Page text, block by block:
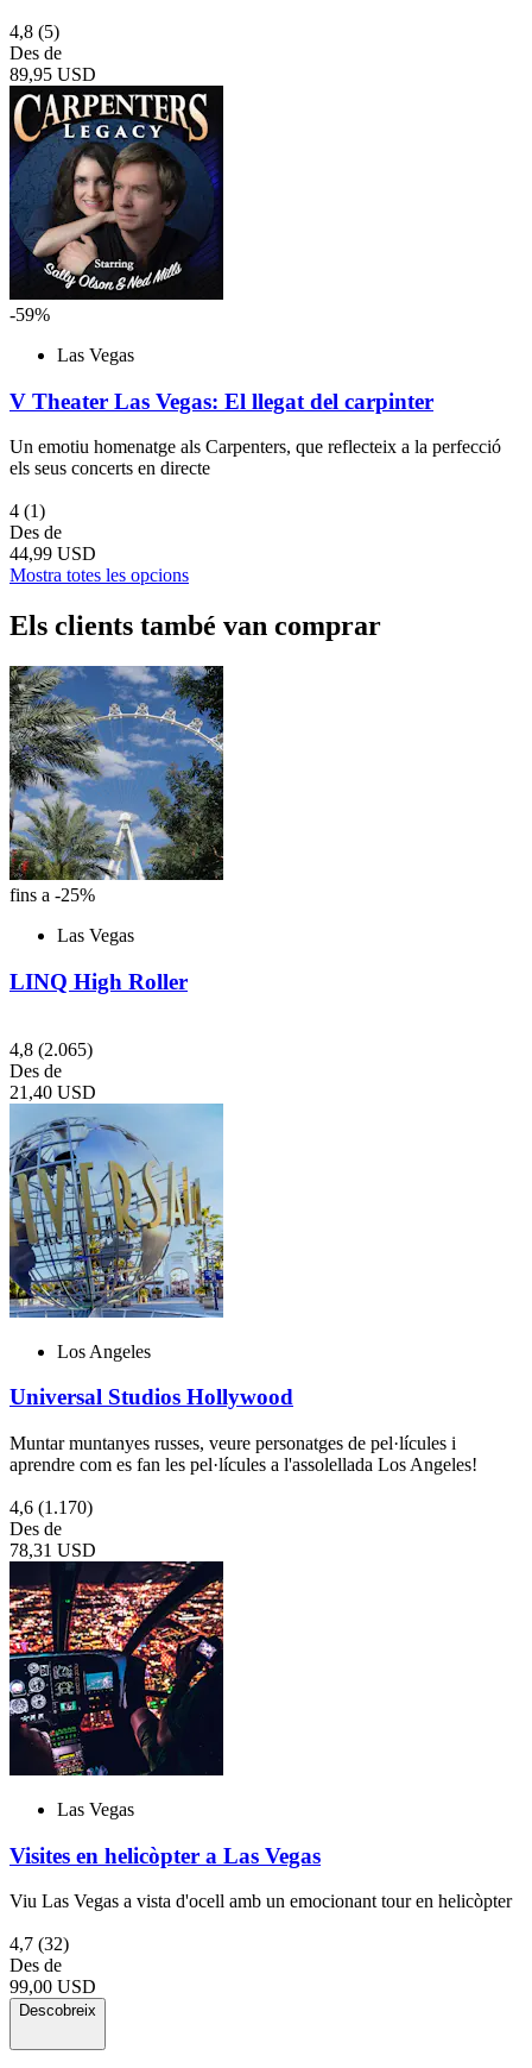
4,8 (5)
Des de
89,95 USD
-59%
Las Vegas
V Theater Las Vegas: El llegat del carpinter
Un emotiu homenatge als Carpenters, que reflecteix a la perfecció
els seus concerts en directe
4 (1)
Des de
44,99 USD
Mostra totes les opcions
Els clients també van comprar
fins a -25%
Las Vegas
LINQ High Roller
4,8 (2.065)
Des de
21,40 USD
Los Angeles
Universal Studios Hollywood
Muntar muntanyes russes, veure personatges de pel·lícules i
aprendre com es fan les pel·lícules a l'assolellada Los Angeles!
4,6 (1.170)
Des de
78,31 USD
Las Vegas
Visites en helicòpter a Las Vegas
Viu Las Vegas a vista d'ocell amb un emocionant tour en helicòpter
4,7 (32)
Des de
99,00 USD
Descobreix